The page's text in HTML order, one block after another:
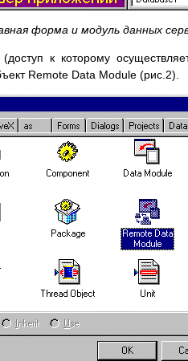
форма и модуль данных
к которому
Remote Data Module (рис.2).